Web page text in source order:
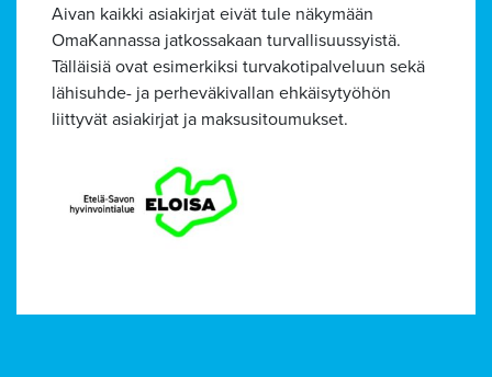
Aivan kaikki asiakirjat eivät tule näkymään
OmaKannassa jatkossakaan turvallisuussyistä.
Tälläisiä ovat esimerkiksi turvakotipalveluun sekä
lähisuhde- ja perheväkivallan ehkäisytyöhön
liittyvät asiakirjat ja maksusitoumukset.
Alavalikko